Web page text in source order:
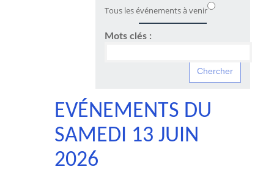
Tous les événements à venir
Mots clés :
EVÉNEMENTS DU
SAMEDI 13 JUIN
2026